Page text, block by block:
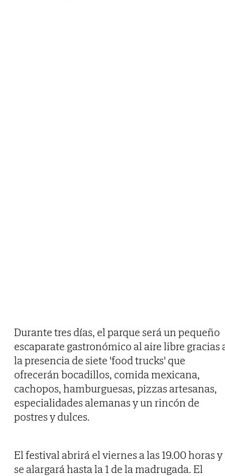
Durante tres días, el parque será un pequeño
escaparate gastronómico al aire libre gracias
la presencia de siete 'food trucks' que
ofrecerán bocadillos, comida mexicana,
cachopos, hamburguesas, pizzas artesanas,
especialidades alemanas y un rincón de
postres y dulces.
El festival abrirá el viernes a las 19.00 horas y
se alargará hasta la 1 de la madrugada. El